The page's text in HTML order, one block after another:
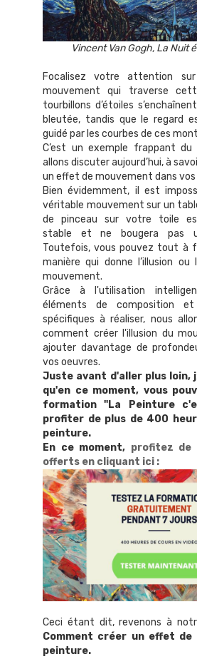
Vincent Van Gogh, La Nuit
Focalisez votre attention sur
mouvement qui traverse
tourbillons d’étoiles
bleutée, tandis que le regard
guidé par les courbes de ces
C’est un exemple frappant
allons discuter aujourd’hui, à
un effet de mouvement dans vos
Bien évidemment, il est
véritable mouvement sur un
de pinceau sur votre toile
stable et ne bougera pas
Toutefois, vous pouvez tout à
manière qui donne l’illusion ou
mouvement.
Grâce à l'utilisation
éléments de composition
spécifiques à réaliser, nous
comment créer l'illusion du
ajouter davantage de
vos oeuvres.
Juste avant d'aller plus loin,
qu'en ce moment, vous
formation "La Peinture
profiter de plus de 400
peinture.
En ce moment, profitez de
offerts en cliquant ici :
Ceci étant dit, revenons à
Comment créer un effet de
peinture.